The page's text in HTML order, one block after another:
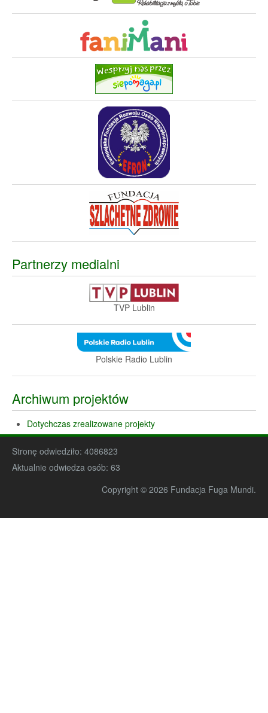
Partnerzy medialni
TVP Lublin
Polskie Radio Lublin
Archiwum projektów
Dotychczas zrealizowane projekty
Stronę odwiedziło: 4086823
Aktualnie odwiedza osób: 63
Copyright © 2026 Fundacja Fuga Mundi.